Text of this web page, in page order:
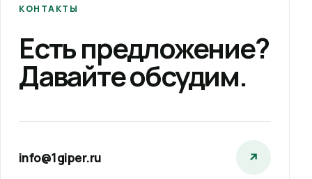
КОНТАКТЫ
Есть предложение?
Давайте обсудим.
info@1giper.ru ↗